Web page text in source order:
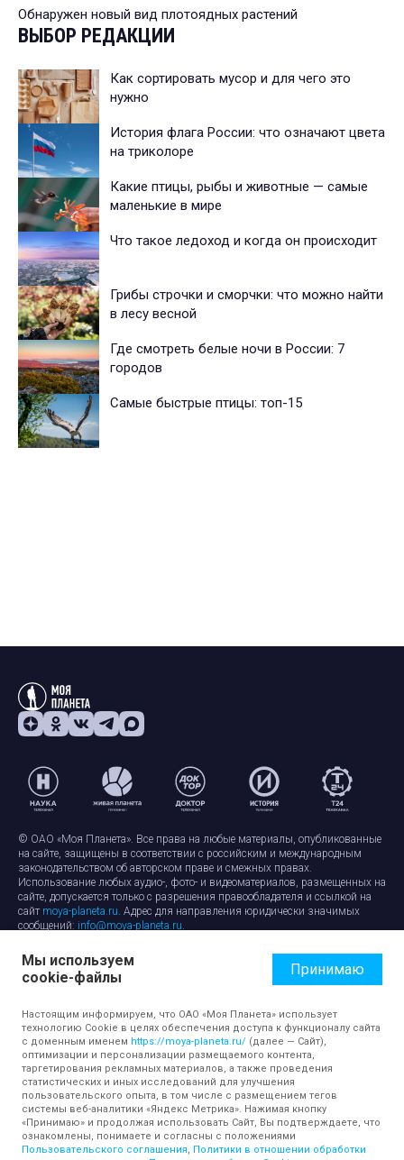
Обнаружен новый вид плотоядных растений
ВЫБОР РЕДАКЦИИ
Как сортировать мусор и для чего это
нужно
История флага России: что означают цвета
на триколоре
Какие птицы, рыбы и животные — самые
маленькие в мире
Что такое ледоход и когда он происходит
Грибы строчки и сморчки: что можно найти
в лесу весной
Где смотреть белые ночи в России: 7
городов
Самые быстрые птицы: топ-15
© ОАО «Моя Планета». Все права на любые материалы, опубликованные
на сайте, защищены в соответствии с российским и международным
законодательством об авторском праве и смежных правах.
Использование любых аудио-, фото- и видеоматериалов, размещенных на
сайте, допускается только с разрешения правообладателя и ссылкой на
сайт moya-planeta.ru. Адрес для направления юридически значимых
сообщений: info@moya-planeta.ru.
Правила сайтаРабота с cookie-файлами
Защита персональных данных
Обработка персональных данных
Мы используем
cookie-файлы
Принимаю
Настоящим информируем, что ОАО «Моя Планета» использует
технологию Cookie в целях обеспечения доступа к функционалу сайта
с доменным именем https://moya-planeta.ru/ (далее — Сайт),
оптимизации и персонализации размещаемого контента,
таргетирования рекламных материалов, а также проведения
статистических и иных исследований для улучшения
пользовательского опыта, в том числе с размещением тегов
системы веб-аналитики «Яндекс Метрика». Нажимая кнопку
«Принимаю» и продолжая использовать Сайт, Вы подтверждаете, что
ознакомлены, понимаете и согласны с положениями
Пользовательского соглашения, Политики в отношении обработки